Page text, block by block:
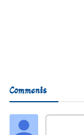
Comments